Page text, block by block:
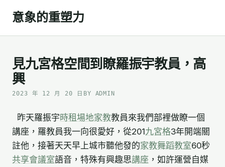
content
意象的重塑力
見九宮格空間到瞭羅振宇教員，高
興
2023 年 12 月 20 日 BY ADMIN
昨天羅振宇時租場地家教教員來我們部裡做瞭一個
講座，羅教員我一向很愛好，從201九宮格3年開端關
註他，接著天天早上城市聽他發的家教舞蹈教室60秒
共享會議室語音，特殊有興趣思講座 ，如許運營自媒